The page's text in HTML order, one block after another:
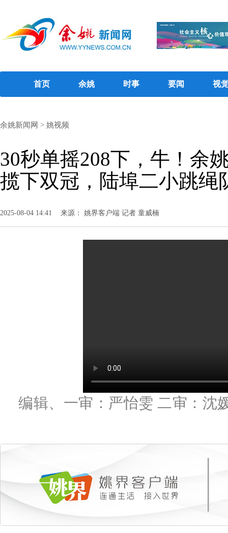
首页 余姚 时事 要闻 视
余姚新闻网 > 姚视频
30秒单摇208下，牛！余
揽下双冠，陆埠二小跳绳
2025-08-04 14:41 来源： 姚界客户端 记者 童威楠
编辑、一审：严怡雯 二审：沈